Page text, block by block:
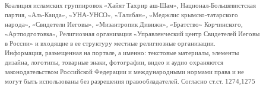
Коалиция исламских группировок «Хайят Тахрир аш-Шам», Национал-Большевистская
партия, «Аль-Каида», «УНА-УНСО», «Талибан», «Меджлис крымско-татарского
народа», «Свидетели Иеговы», «Мизантропик Дивижн», «Братство» Корчинского,
«Артподготовка», Религиозная организация «Управленческий центр Свидетелей Иеговы
в России» и входящие в ее структуру местные религиозные организации.
Информация, размещенная на портале, а именно: текстовые материалы, элементы
дизайна, логотипы, товарные знаки, фотографии, видео и аудио охраняются
законодательством Российской Федерации и международными нормами права и не
могут быть использованы без разрешения правообладателей. Согласно ст.ст. 1274,1275